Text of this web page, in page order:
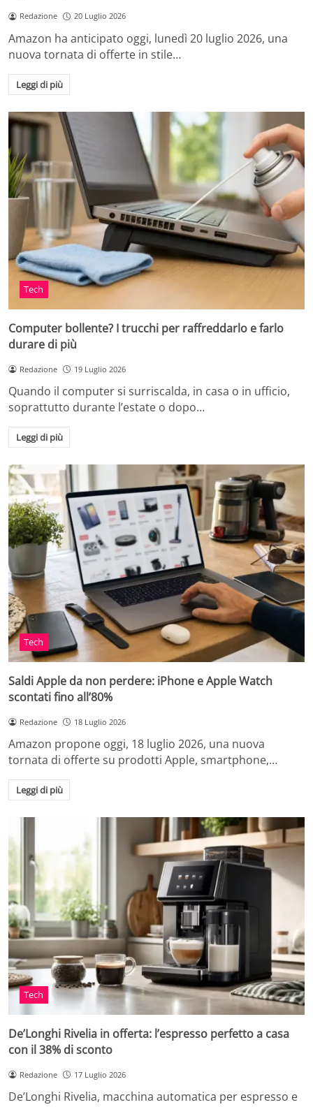
Redazione 20 Luglio 2026
Amazon ha anticipato oggi, lunedì 20 luglio 2026, una
nuova tornata di offerte in stile…
Leggi di più
Tech
Computer bollente? I trucchi per raffreddarlo e farlo
durare di più
Redazione 19 Luglio 2026
Quando il computer si surriscalda, in casa o in ufficio,
soprattutto durante l’estate o dopo…
Leggi di più
Tech
Saldi Apple da non perdere: iPhone e Apple Watch
scontati fino all’80%
Redazione 18 Luglio 2026
Amazon propone oggi, 18 luglio 2026, una nuova
tornata di offerte su prodotti Apple, smartphone,…
Leggi di più
Tech
De’Longhi Rivelia in offerta: l’espresso perfetto a casa
con il 38% di sconto
Redazione 17 Luglio 2026
De’Longhi Rivelia, macchina automatica per espresso e